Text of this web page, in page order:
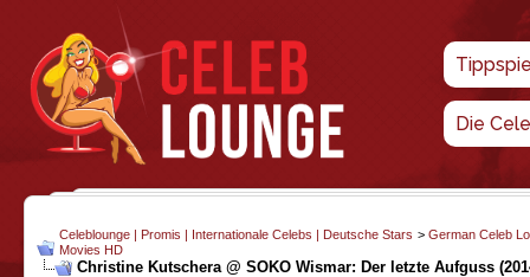
Die
Celeblounge | Promis | Internationale Celebs | Deutsche Stars > German Celeb
Movies HD
Christine Kutschera @ SOKO Wismar: Der letzte Aufguss